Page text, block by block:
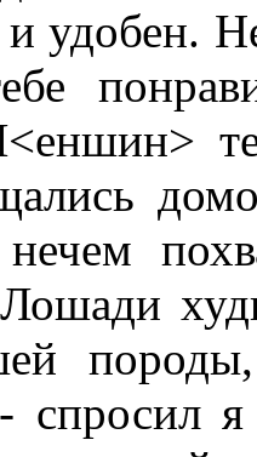
и удобен.
спросил